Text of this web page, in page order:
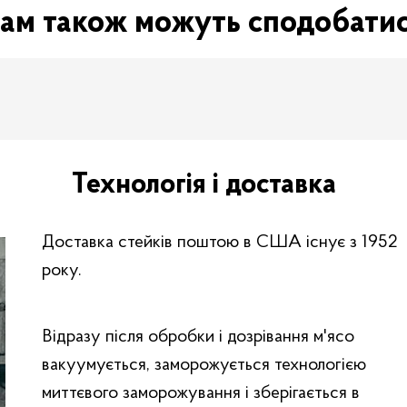
також можуть
Доставка стейків поштою в США існує з 1952
року.
Технологія і доставка
Відразу після обробки і дозрівання м'ясо
вакуумується, заморожується технологією
миттєвого заморожування і зберігається в